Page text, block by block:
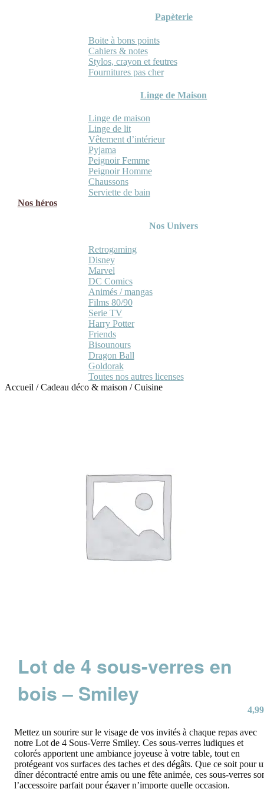
Papèterie
Boite à bons points
Cahiers & notes
Stylos, crayon et feutres
Fournitures pas cher
Linge de Maison
Linge de maison
Linge de lit
Vêtement d’intérieur
Pyjama
Peignoir Femme
Peignoir Homme
Chaussons
Serviette de bain
Nos héros
Nos Univers
Retrogaming
Disney
Marvel
DC Comics
Animés / mangas
Films 80/90
Serie TV
Harry Potter
Friends
Bisounours
Dragon Ball
Goldorak
Toutes nos autres licenses
Accueil /Cadeau déco & maison /Cuisine
Lot de 4 sous-verres en
bois – Smiley
4,99
Mettez un sourire sur le visage de vos invités à chaque repas avec
notre Lot de 4 Sous-Verre Smiley. Ces sous-verres ludiques et
colorés apportent une ambiance joyeuse à votre table, tout en
protégeant vos surfaces des taches et des dégâts. Que ce soit pour
dîner décontracté entre amis ou une fête animée, ces sous-verres
l’accessoire parfait pour égayer n’importe quelle occasion.